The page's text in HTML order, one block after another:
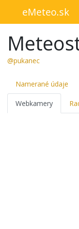
eMeteo.sk
@pukanec
Namerané údaje
Webkamery